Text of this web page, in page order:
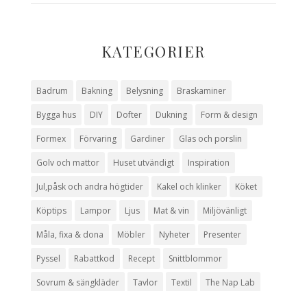
KATEGORIER
Badrum Bakning Belysning Braskaminer
Bygga hus DIY Dofter Dukning Form & design
Formex Förvaring Gardiner Glas och porslin
Golv och mattor Huset utvändigt Inspiration
Jul,påsk och andra högtider Kakel och klinker Köket
Köptips Lampor Ljus Mat & vin Miljövänligt
Måla, fixa & dona Möbler Nyheter Presenter
Pyssel Rabattkod Recept Snittblommor
Sovrum & sängkläder Tavlor Textil The Nap Lab